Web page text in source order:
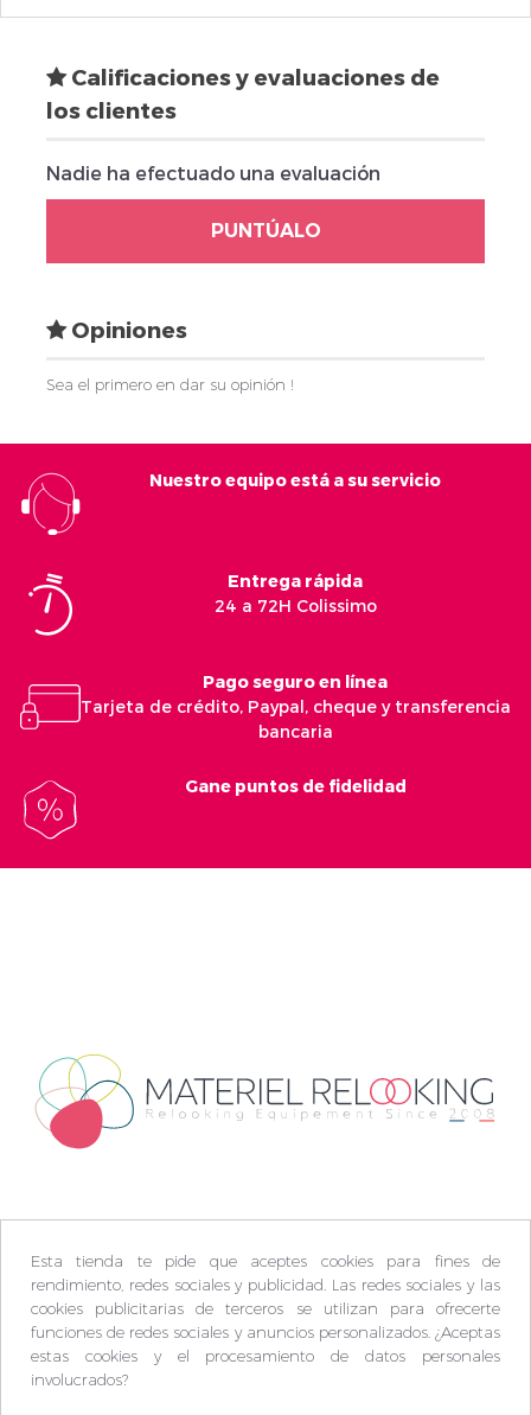
Calificaciones y evaluaciones de
los clientes
Nadie ha efectuado una evaluación
PUNTÚALO
Opiniones
Sea el primero en dar su opinión !
Nuestro equipo está a su servicio
Entrega rápida
24 a 72H Colissimo
Pago seguro en línea
Tarjeta de crédito, Paypal, cheque y transferencia
bancaria
Gane puntos de fidelidad
Esta tienda te pide que aceptes cookies para fines de
rendimiento, redes sociales y publicidad. Las redes sociales y las
cookies publicitarias de terceros se utilizan para ofrecerte
funciones de redes sociales y anuncios personalizados. ¿Aceptas
estas cookies y el procesamiento de datos personales
involucrados?